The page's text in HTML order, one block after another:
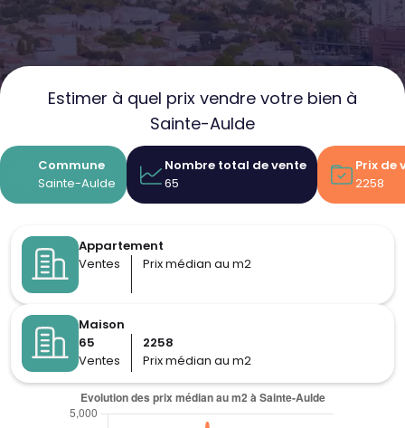
Estimer à quel prix vendre votre bien à
Sainte-Aulde
Commune
Sainte-Aulde
Nombre total de vente
65
Prix de
2258
Appartement
Ventes
Prix médian au m2
Maison
65
Ventes
2258
Prix médian au m2